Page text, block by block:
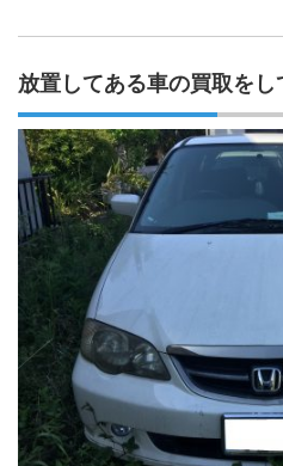
放置してある車の買取をし